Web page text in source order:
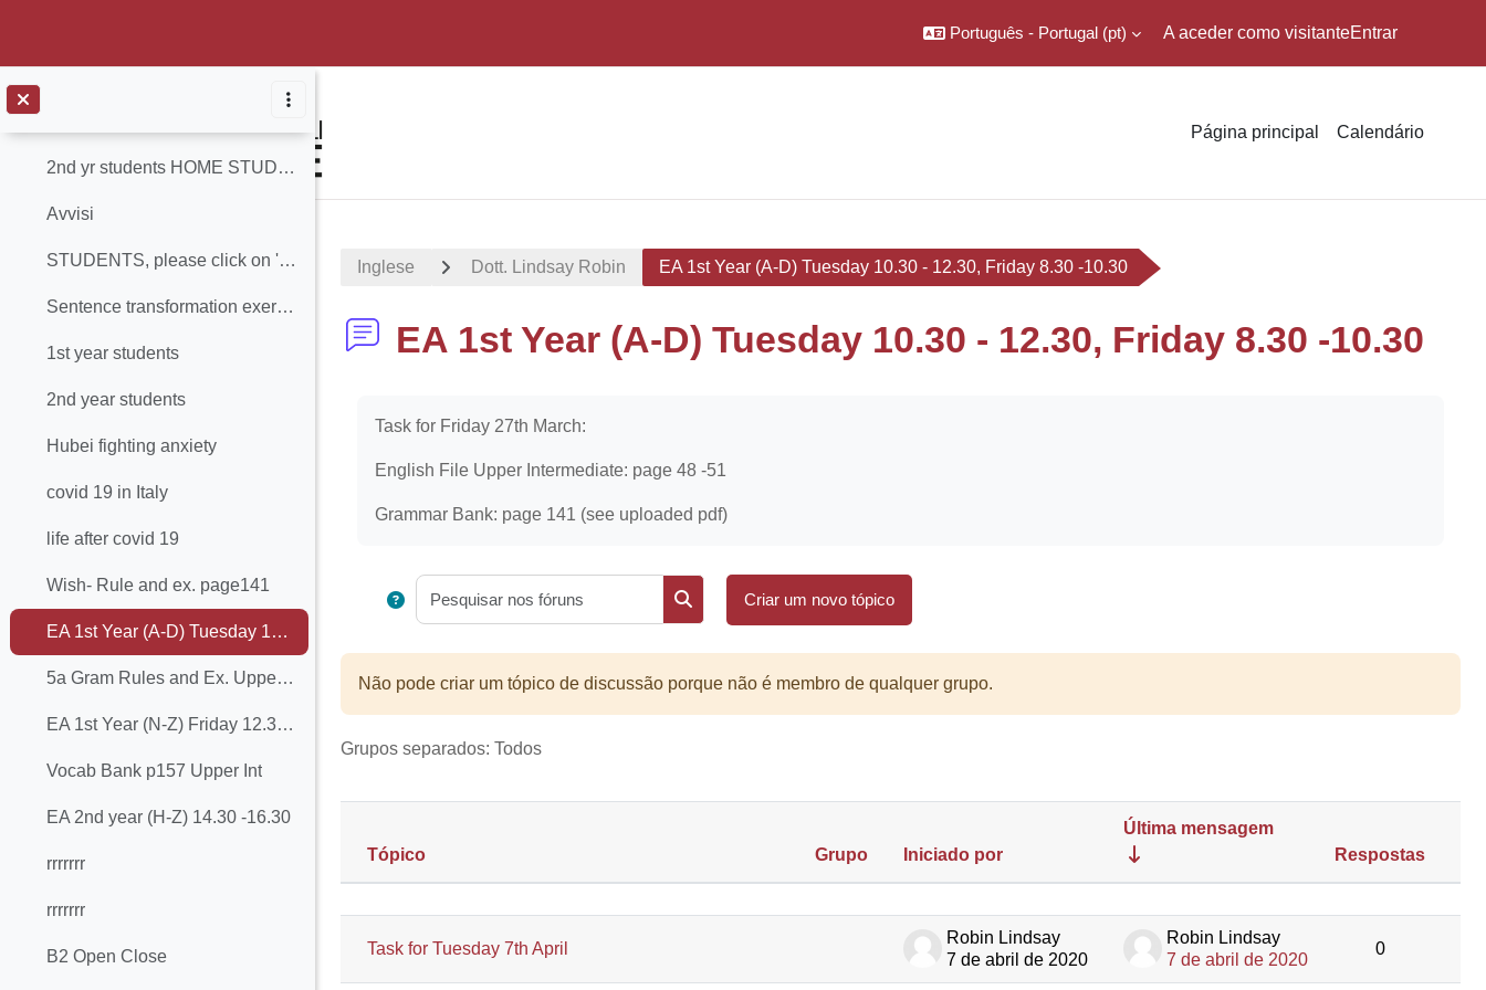
Português - Portugal ‎(pt)‎ A aceder como visitanteEntrar
Página principal Calendário
Contrair
2nd yr students HOME STUDY reading comprehension
Avvisi
STUDENTS, please click on 'avvisi' for updated timetable news
Sentence transformation exercise (with answers)
1st year students
2nd year students
Hubei fighting anxiety
covid 19 in Italy
life after covid 19
Wish- Rule and ex. page141
EA 1st Year (A-D) Tuesday 10.30 - 12.30, Friday 8.30 -10.30
5a Gram Rules and Ex. Upper Intermediate p140
EA 1st Year (N-Z) Friday 12.30 -14.30
Vocab Bank p157 Upper Int
EA 2nd year (H-Z) 14.30 -16.30
rrrrrrr
rrrrrrr
B2 Open Close
Inglese Dott. Lindsay Robin EA 1st Year (A-D) Tuesday 10.30 - 12.30, Friday 8.30 -10.30
EA 1st Year (A-D) Tuesday 10.30 - 12.30, Friday 8.30 -10.30
Task for Friday 27th March:
English File Upper Intermediate: page 48 -51
Grammar Bank: page 141 (see uploaded pdf)
Pesquisar nos fóruns
Pesquisar nos fóruns
Criar um novo tópico
Não pode criar um tópico de discussão porque não é membro de qualquer grupo.
Grupos separados: Todos
Estado
Tópico Grupo Iniciado por
Última mensagem
Respostas
Task for Tuesday 7th April
Robin Lindsay
7 de abril de 2020
Robin Lindsay
7 de abril de 2020
0